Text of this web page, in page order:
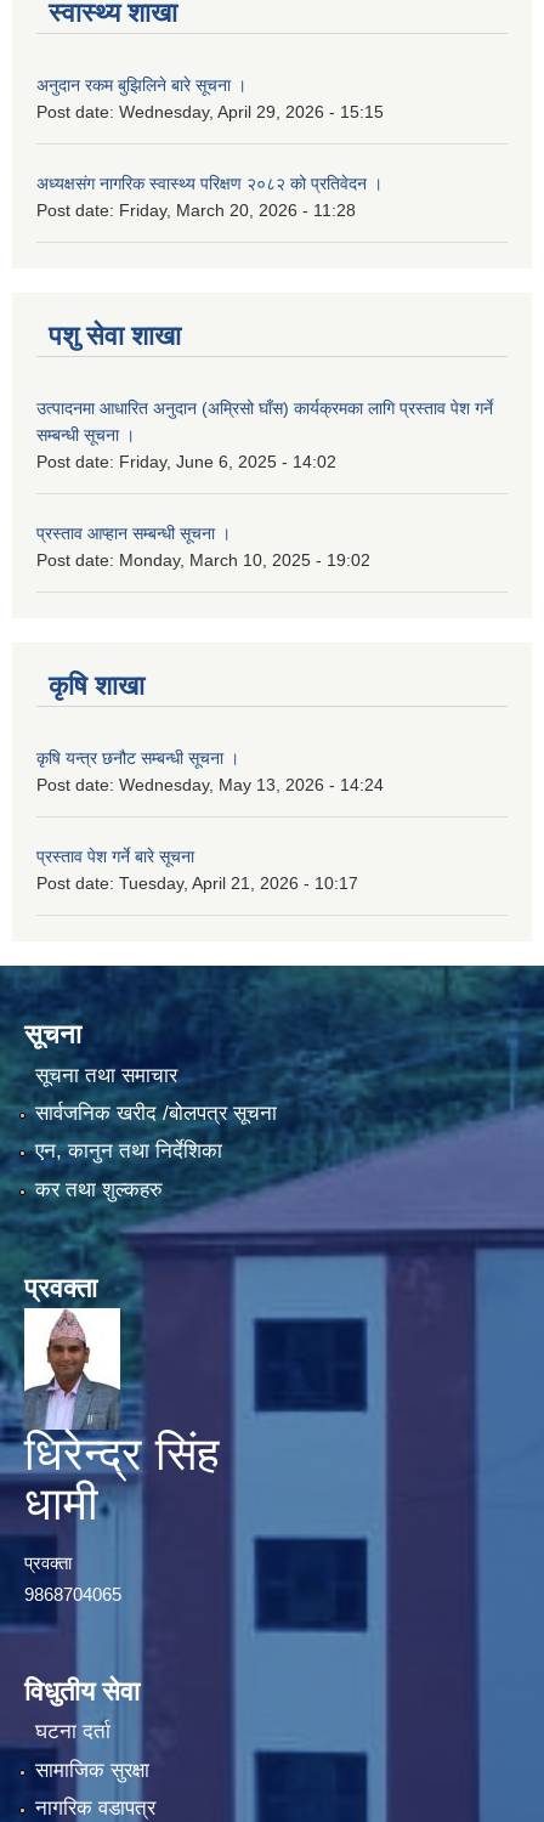
स्वास्थ्य शाखा
अनुदान रकम बुझिलिने बारे सूचना ।
Post date: Wednesday, April 29, 2026 - 15:15
अध्यक्षसंग नागरिक स्वास्थ्य परिक्षण २०८२ को प्रतिवेदन ।
Post date: Friday, March 20, 2026 - 11:28
पशु सेवा शाखा
उत्पादनमा आधारित अनुदान (अम्रिसो घाँस) कार्यक्रमका लागि प्रस्ताव पेश गर्ने
सम्बन्धी सूचना ।
Post date: Friday, June 6, 2025 - 14:02
प्रस्ताव आप्हान सम्बन्धी सूचना ।
Post date: Monday, March 10, 2025 - 19:02
कृषि शाखा
कृषि यन्त्र छनौट सम्बन्धी सूचना ।
Post date: Wednesday, May 13, 2026 - 14:24
प्रस्ताव पेश गर्ने बारे सूचना
Post date: Tuesday, April 21, 2026 - 10:17
सूचना
सूचना तथा समाचार
सार्वजनिक खरीद /बोलपत्र सूचना
एन, कानुन तथा निर्देशिका
कर तथा शुल्कहरु
प्रवक्ता
धिरेन्द्र सिंह
धामी
प्रवक्ता
9868704065
विधुतीय सेवा
घटना दर्ता
सामाजिक सुरक्षा
नागरिक वडापत्र